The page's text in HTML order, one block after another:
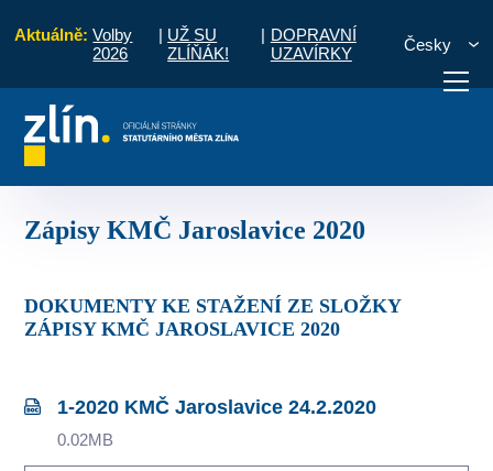
Aktuálně: Volby
2026
| UŽ SU
ZLÍŇÁK!
| DOPRAVNÍ
UZAVÍRKY
Česky
vyřídit Potřebuji zaplatit
Zápisy KMČ Jaroslavice 2020
DOKUMENTY KE STAŽENÍ ZE SLOŽKY
ZÁPISY KMČ JAROSLAVICE 2020
1-2020 KMČ Jaroslavice 24.2.2020
0.02MB